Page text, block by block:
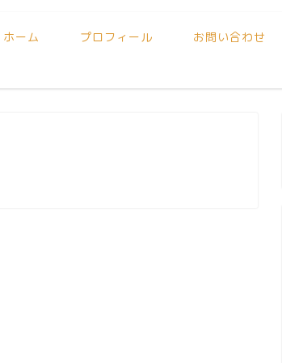
ホーム プロフィール お問い合わせ